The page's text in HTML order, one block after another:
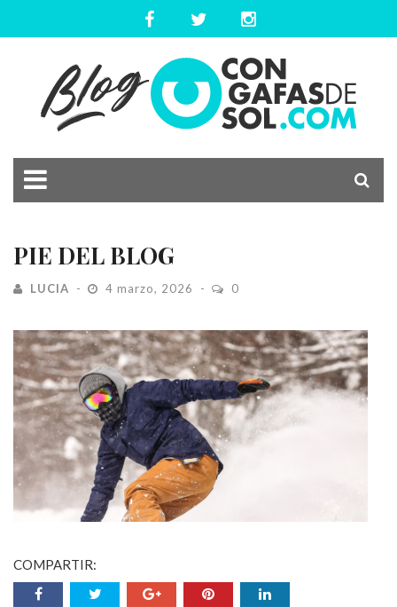
PIE DEL BLOG
LUCIA 4 marzo, 2026 0
COMPARTIR: